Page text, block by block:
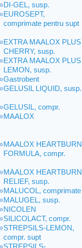
DI-GEL, susp.
EUROSEPT,
comprimate pentru supt
EXTRA MAALOX PLUS
CHERRY, susp.
EXTRA MAALOX PLUS
LEMON, susp.
Gastrobent
GELUSIL LIQUID, susp.
GELUSIL, compr.
MAALOX
MAALOX HEARTBURN
FORMULA, compr.
MAALOX HEARTBURN
RELIEF, susp.
MALUCOL, comprimate
MALUGEL, susp.
NICOLEN
SILICOLACT, compr.
STREPSILS-LEMON,
compr. supt
STREPSILS-